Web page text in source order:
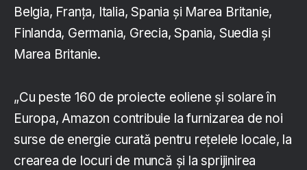
Belgia, Franța, Italia, Spania și Marea Britanie,
Finlanda, Germania, Grecia, Spania, Suedia și
Marea Britanie.
„Cu peste 160 de proiecte eoliene și solare în
Europa, Amazon contribuie la furnizarea de noi
surse de energie curată pentru rețelele locale, la
crearea de locuri de muncă și la sprijinirea